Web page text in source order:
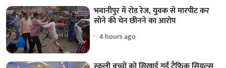
भवानीपुर में रोड रेज, युवक से मारपीट कर
सोने की चेन छीनने का आरोप
4 hours ago